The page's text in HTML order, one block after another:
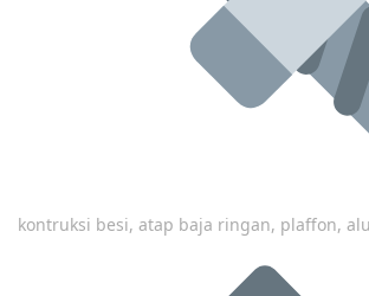
kontruksi besi, atap baja ringan, plaffon,